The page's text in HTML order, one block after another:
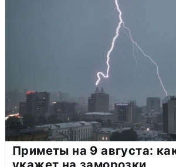
Приметы на 9 августа: